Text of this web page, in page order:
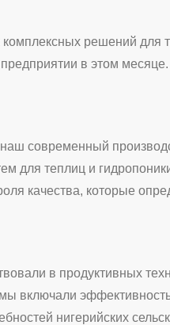
решений для
в этом месяце.
современный
для теплиц и
качества, которые
в продуктивных
включали
нигерийских